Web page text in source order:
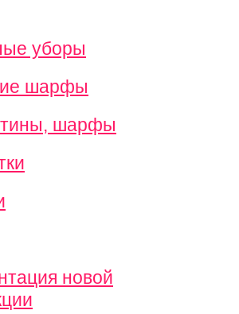
уборы
шарфы
шарфы
новой